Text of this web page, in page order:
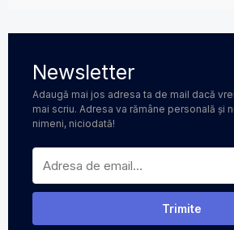
Newsletter
Adaugă mai jos adresa ta de mail dacă
mai scriu. Adresa va rămâne personală și
nimeni, niciodată!